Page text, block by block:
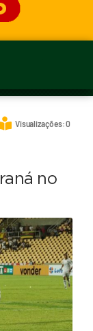
Visualizações: 0
no